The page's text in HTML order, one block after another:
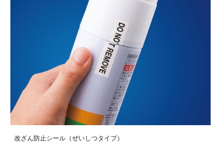
改ざん防止シール（ぜいしつタイプ）